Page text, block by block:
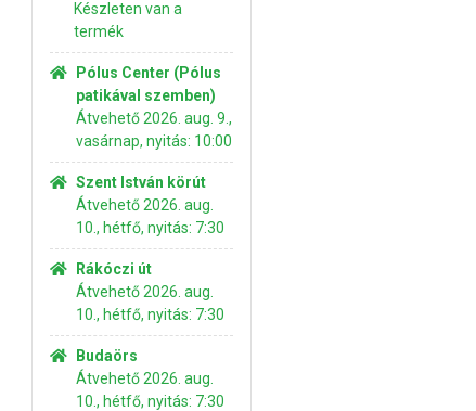
Készleten van a
termék
Pólus Center (Pólus
patikával szemben)
Átvehető 2026. aug. 9.,
vasárnap, nyitás: 10:00
Szent István körút
Átvehető 2026. aug.
10., hétfő, nyitás: 7:30
Rákóczi út
Átvehető 2026. aug.
10., hétfő, nyitás: 7:30
Budaörs
Átvehető 2026. aug.
10., hétfő, nyitás: 7:30